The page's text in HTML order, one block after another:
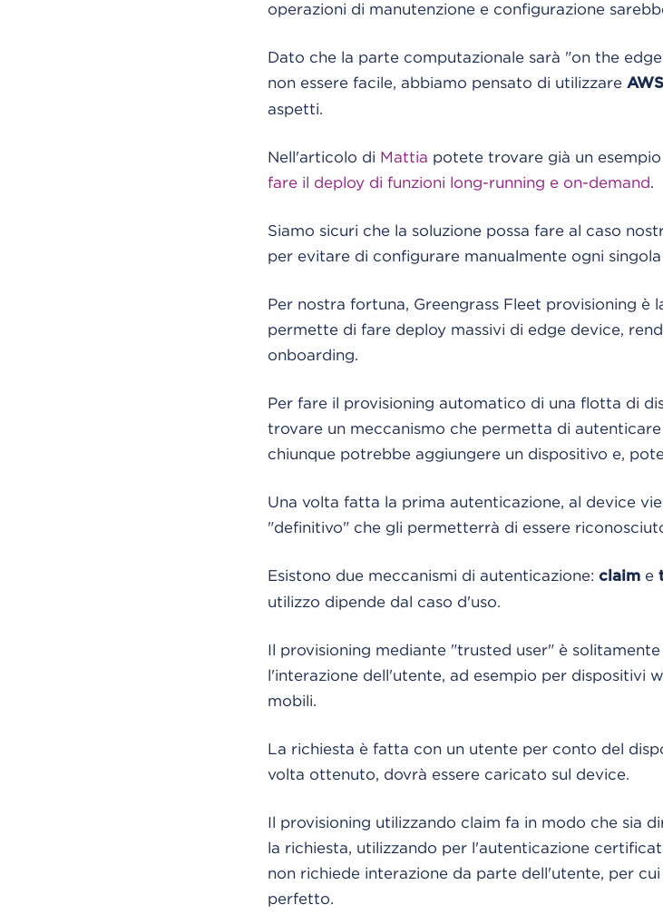
operazioni di manutenzione e configurazione
Dato che la parte computazionale sarà "on the
non essere facile, abbiamo pensato di utilizzare
aspetti.
Nell'articolo di Mattia potete trovare già un
fare il deploy di funzioni long-running e on-demand.
Siamo sicuri che la soluzione possa fare al caso
per evitare di configurare manualmente ogni
Per nostra fortuna, Greengrass Fleet provisioning è
permette di fare deploy massivi di edge device,
onboarding.
Per fare il provisioning automatico di una flotta di
trovare un meccanismo che permetta di
chiunque potrebbe aggiungere un dispositivo e,
Una volta fatta la prima autenticazione, al device
"definitivo" che gli permetterrà di essere
Esistono due meccanismi di autenticazione: claime
utilizzo dipende dal caso d'uso.
Il provisioning mediante "trusted user" è
l'interazione dell'utente, ad esempio per dispositivi
mobili.
La richiesta è fatta con un utente per conto del
volta ottenuto, dovrà essere caricato sul device.
Il provisioning utilizzando claim fa in modo che sia
la richiesta, utilizzando per l'autenticazione
non richiede interazione da parte dell'utente, per
perfetto.